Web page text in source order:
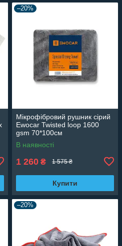
–20%
Мікрофібровий рушник сірий
Ewocar Twisted loop 1600
gsm 70*100см
В наявності
1 260 ₴ 1 575 ₴
Купити
–20%